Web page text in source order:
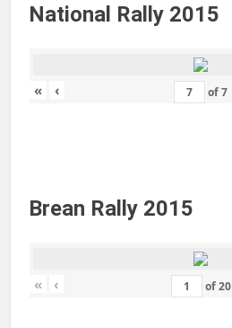
National Rally 2015
« ‹ of7
Brean Rally 2015
« ‹ of20